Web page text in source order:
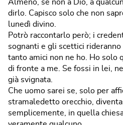
Almeno, se non a Dio, a
dirlo. Capisco solo che non
lunedì divino.
Potrò raccontarlo però; i
sognanti e gli scettici rideranno
tanto amici non ne ho. Ho solo
di fronte a me. Se fossi in lei,
già svignata.
Che uomo sarei se, solo per
stramaledetto orecchio,
semplicemente, in quella